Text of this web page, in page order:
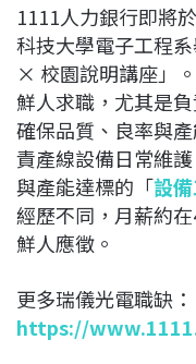
1111人力銀行即將
科技大學電子工程
× 校園說明講座」
鮮人求職，尤其是
確保品質、良率與
責產線設備日常維
與產能達標的「設
經歷不同，月薪約
鮮人應徵。
更多瑞儀光電職缺：
https://